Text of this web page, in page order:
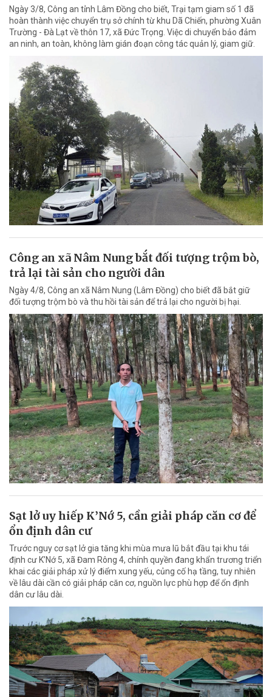
Ngày 3/8, Công an tỉnh Lâm Đồng cho biết, Trại tạm giam số 1 đã
hoàn thành việc chuyển trụ sở chính từ khu Dã Chiến, phường Xuân
Trường - Đà Lạt về thôn 17, xã Đức Trọng. Việc di chuyển bảo đảm
an ninh, an toàn, không làm gián đoạn công tác quản lý, giam giữ.
Công an xã Nâm Nung bắt đối tượng trộm bò,
trả lại tài sản cho người dân
Ngày 4/8, Công an xã Nâm Nung (Lâm Đồng) cho biết đã bắt giữ
đối tượng trộm bò và thu hồi tài sản để trả lại cho người bị hại.
Sạt lở uy hiếp K’Nớ 5, cần giải pháp căn cơ để
ổn định dân cư
Trước nguy cơ sạt lở gia tăng khi mùa mưa lũ bắt đầu tại khu tái
định cư K’Nớ 5, xã Đam Rông 4, chính quyền đang khẩn trương triển
khai các giải pháp xử lý điểm xung yếu, củng cố hạ tầng, tuy nhiên
về lâu dài cần có giải pháp căn cơ, nguồn lực phù hợp để ổn định
dân cư lâu dài.